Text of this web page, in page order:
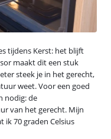
tijdens Kerst: het blijft
maakt dit een stuk
steek je in het gerecht,
weet. Voor een goed
nodig: de
van het gerecht. Mijn
ik 70 graden Celsius